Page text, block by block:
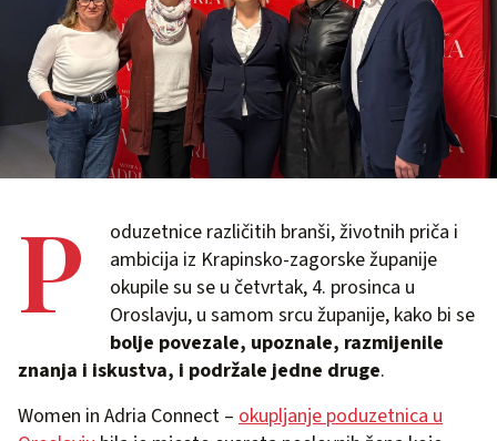
P
oduzetnice različitih branši, životnih priča i
ambicija iz Krapinsko-zagorske županije
okupile su se u četvrtak, 4. prosinca u
Oroslavju, u samom srcu županije, kako bi se
bolje povezale, upoznale, razmijenile
znanja i iskustva, i podržale jedne druge.
Women in Adria Connect – okupljanje poduzetnica u